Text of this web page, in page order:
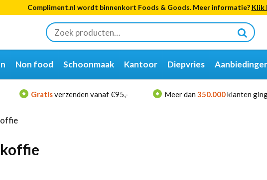
Compliment.nl wordt binnenkort Foods & Goods. Meer informatie? Klik
Zoeken
naar:
Non food Schoonmaak Kantoor Diepvries
Gratisverzenden vanaf €95,- Meer dan 350.000klanten